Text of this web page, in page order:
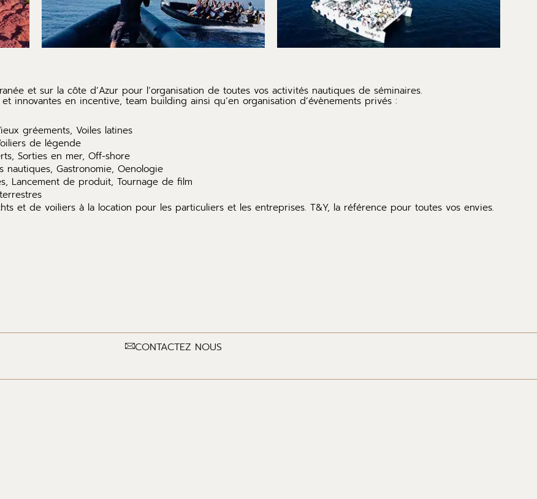
et sur la côte d’Azur pour l’organisation de toutes vos activités nautiques de séminaires.
innovantes en incentive, team building ainsi qu’en organisation d’évènements privés :
gréements, Voiles latines
de légende
Sorties en mer, Off-shore
nautiques, Gastronomie, Oenologie
Lancement de produit, Tournage de film
et de voiliers à la location pour les particuliers et les entreprises. T&Y, la référence pour toutes vos envies.
CONTACTEZ NOUS